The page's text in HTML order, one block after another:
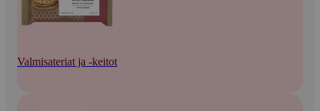
Valmisateriat ja -keitot